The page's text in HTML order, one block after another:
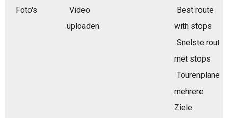
Foto's
Video
uploaden
Best route
with stops
Snelste route
met stops
Tourenplaner
mehrere
Ziele